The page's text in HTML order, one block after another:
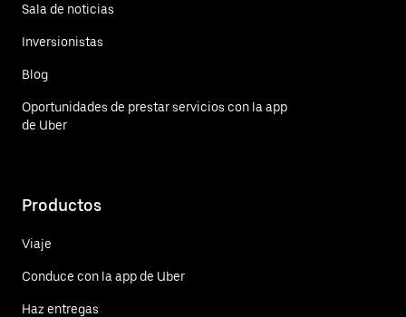
Sala de noticias
Inversionistas
Blog
Oportunidades de prestar servicios con la app
de Uber
Productos
Viaje
Conduce con la app de Uber
Haz entregas